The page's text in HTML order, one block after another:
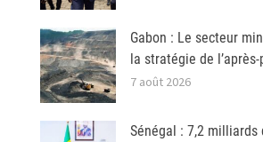
Gabon : Le secteur
la stratégie de
7 août 2026
Sénégal : 7,2 milliards